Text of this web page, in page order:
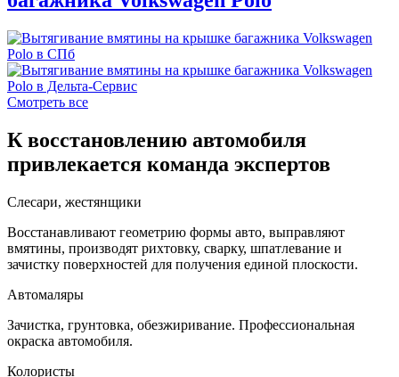
Смотреть все
К восстановлению автомобиля
привлекается команда экспертов
Слесари, жестянщики
Восстанавливают геометрию формы авто, выправляют
вмятины, производят рихтовку, сварку, шпатлевание и
зачистку поверхностей для получения единой плоскости.
Автомаляры
Зачистка, грунтовка, обезжиривание. Профессиональная
окраска автомобиля.
Колористы